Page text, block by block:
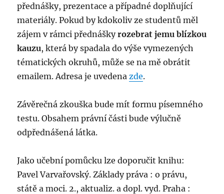
přednášky, prezentace a případné doplňující
materiály. Pokud by kdokoliv ze studentů měl
zájem v rámci přednáškyrozebrat jemu blízkou
kauzu, která by spadala do výše vymezených
tématických okruhů, může se na mě obrátit
emailem. Adresa je uvedenazde.
Závěrečná zkouška bude mít formu písemného
testu. Obsahem právní části bude výlučně
odpřednášená látka.
Jako učební pomůcku lze doporučit knihu:
Pavel Varvařovský. Základy práva : o právu,
státě a moci. 2., aktualiz. a dopl. vyd. Praha :